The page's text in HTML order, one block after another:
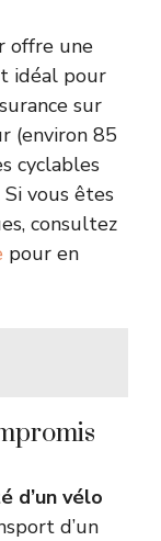
offre une
idéal pour
sur
(environ 85
cyclables
vous êtes
consultez
pour en
d’un vélo
d’un